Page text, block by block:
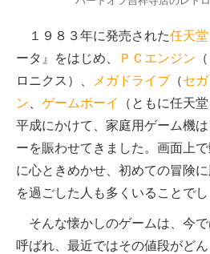
１９８３年に発売された任天堂
ータ』をはじめ、
ＰＣエンジン
ロニクス）、
メガドライブ （セガ
ン
ゲームボーイ
（ともに任天
平成にかけて、家庭用ゲーム機
ーを賑わせてきました。画面上
に心ときめかせ、初めての冒険
を過ごした人も多くいることでし
そんな懐かしのゲームは、今で
呼ばれ、最近ではその値段がど